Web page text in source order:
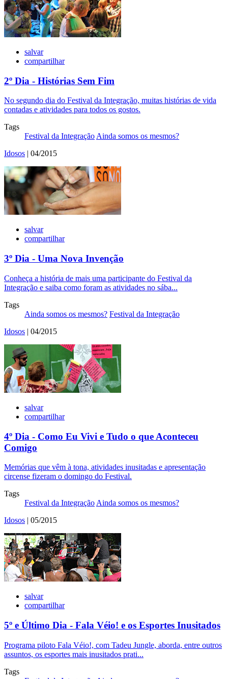
salvar
compartilhar
2º Dia - Histórias Sem Fim
No segundo dia do Festival da Integração, muitas histórias de vida
contadas e atividades para todos os gostos.
Tags
Festival da Integração Ainda somos os mesmos?
Idosos | 04/2015
salvar
compartilhar
3º Dia - Uma Nova Invenção
Conheça a história de mais uma participante do Festival da
Integração e saiba como foram as atividades no sába...
Tags
Ainda somos os mesmos? Festival da Integração
Idosos | 04/2015
salvar
compartilhar
4º Dia - Como Eu Vivi e Tudo o que Aconteceu
Comigo
Memórias que vêm à tona, atividades inusitadas e apresentação
circense fizeram o domingo do Festival.
Tags
Festival da Integração Ainda somos os mesmos?
Idosos | 05/2015
salvar
compartilhar
5º e Último Dia - Fala Véio! e os Esportes Inusitados
Programa piloto Fala Véio!, com Tadeu Jungle, aborda, entre outros
assuntos, os esportes mais inusitados prati...
Tags